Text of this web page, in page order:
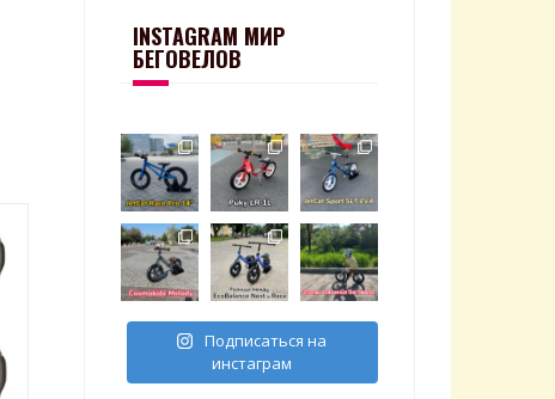
INSTAGRAM МИР
БЕГОВЕЛОВ
Подписаться на
инстаграм